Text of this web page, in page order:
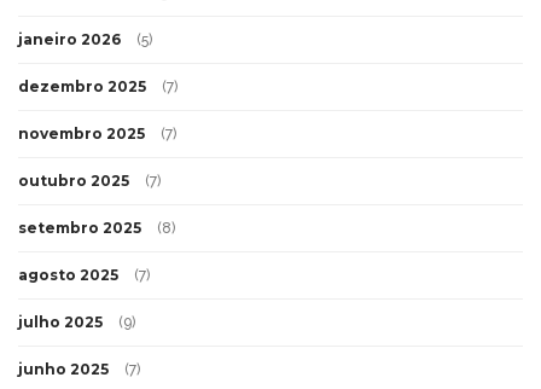
janeiro 2026 (5)
dezembro 2025 (7)
novembro 2025 (7)
outubro 2025 (7)
setembro 2025 (8)
agosto 2025 (7)
julho 2025 (9)
junho 2025 (7)